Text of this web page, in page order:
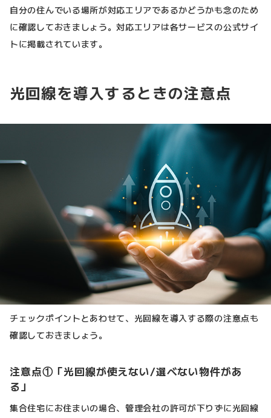
自分の住んでいる場所が対応エリアであるかどうかも念のため
に確認しておきましょう。対応エリアは各サービスの公式サイ
トに掲載されています。
光回線を導入するときの注意点
チェックポイントとあわせて、光回線を導入する際の注意点も
確認しておきましょう。
注意点①「光回線が使えない/選べない物件があ
る」
集合住宅にお住まいの場合、管理会社の許可が下りずに光回線